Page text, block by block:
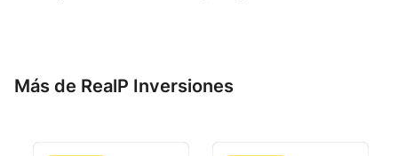
Más de RealP Inversiones